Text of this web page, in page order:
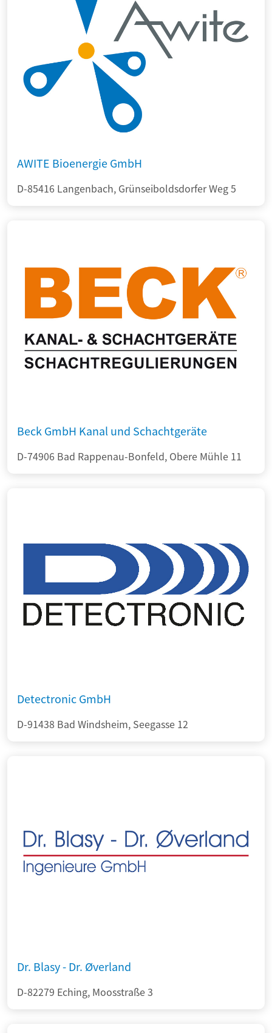
AWITE Bioenergie GmbH
D-85416 Langenbach, Grünseiboldsdorfer Weg 5
Beck GmbH Kanal und Schachtgeräte
D-74906 Bad Rappenau-Bonfeld, Obere Mühle 11
Detectronic GmbH
D-91438 Bad Windsheim, Seegasse 12
Dr. Blasy - Dr. Øverland
D-82279 Eching, Moosstraße 3